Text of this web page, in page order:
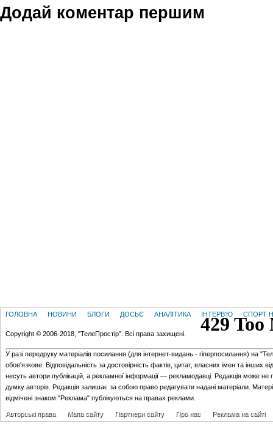
Додай коментар першим
ГОЛОВНА НОВИНИ БЛОГИ ДОСЬЄ АНАЛІТИКА ІНТЕРВ'Ю СПОРТ
Copyright © 2006-2018, "ТелеПростір". Всі права захищені.
У разі передруку матеріалів посилання (для iнтернет-видань - гiперпосилання) на
обов'язкове. Відповідальність за достовірність фактів, цитат, власних імен та інших
несуть автори публікацій, а рекламної інформації — рекламодавці. Редакція може не
думку авторів. Редакція залишає за собою право редагувати надані матеріали.
відмічені знаком "Реклама" публікуються на правах реклами.
Авторські права Мапа сайту Партнери сайту Про нас Реклама на сайті